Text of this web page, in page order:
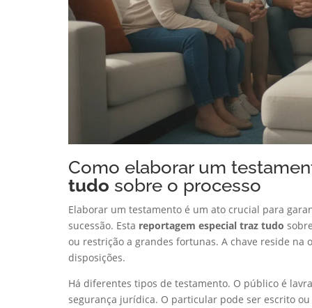
Como elaborar um
tudo sobre o processo
Elaborar um testamento é um ato crucial para
sucessão. Esta reportagem especial traz tudo
ou restrição a grandes fortunas. A chave reside na
disposições.
Há diferentes tipos de testamento. O público é
segurança jurídica. O particular pode ser escrito